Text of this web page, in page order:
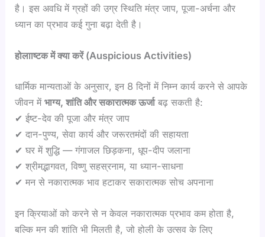
है। इस अवधि में ग्रहों की उग्र स्थिति मंत्र जाप, पूजा-अर्चना और
ध्यान का प्रभाव कई गुना बढ़ा देती है।
होलााष्टक में क्या करें (Auspicious Activities)
धार्मिक मान्यताओं के अनुसार, इन 8 दिनों में निम्न कार्य करने से आपके
जीवन मेंभाग्य, शांति और सकारात्मक ऊर्जाबढ़ सकती है:
✔ ईष्ट-देव की पूजा और मंत्र जाप
✔ दान-पुण्य, सेवा कार्य और जरूरतमंदों की सहायता
✔ घर में शुद्धि — गंगाजल छिड़कना, धूप-दीप जलाना
✔ श्रीमद्भागवत, विष्णु सहस्रनाम, या ध्यान-साधना
✔ मन से नकारात्मक भाव हटाकर सकारात्मक सोच अपनाना
इन क्रियाओं को करने से न केवल नकारात्मक प्रभाव कम होता है,
बल्कि मन की शांति भी मिलती है, जो होली के उत्सव के लिए